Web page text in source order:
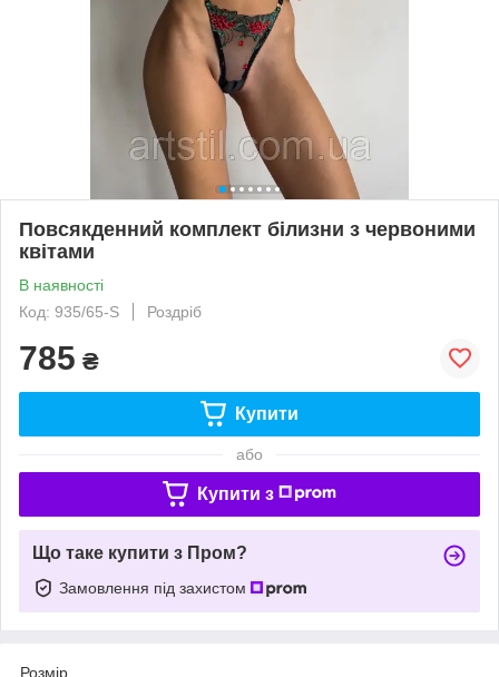
Повсякденний комплект білизни з червоними
квітами
В наявності
Код: 935/65-S
Роздріб
785 ₴
Купити
або
Купити з
Що таке купити з Пром?
Замовлення під захистом
Розмір